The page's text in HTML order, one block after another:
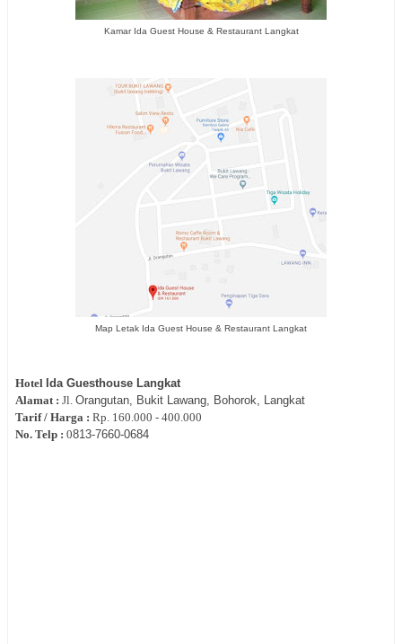
Kamar Ida Guest House & Restaurant Langkat
Map Letak Ida Guest House & Restaurant Langkat
Hotel Ida Guesthouse Langkat
Alamat : Jl. Orangutan, Bukit Lawang, Bohorok, Langkat
Tarif / Harga : Rp. 160.000 - 400.000
No. Telp : 0813-7660-0684